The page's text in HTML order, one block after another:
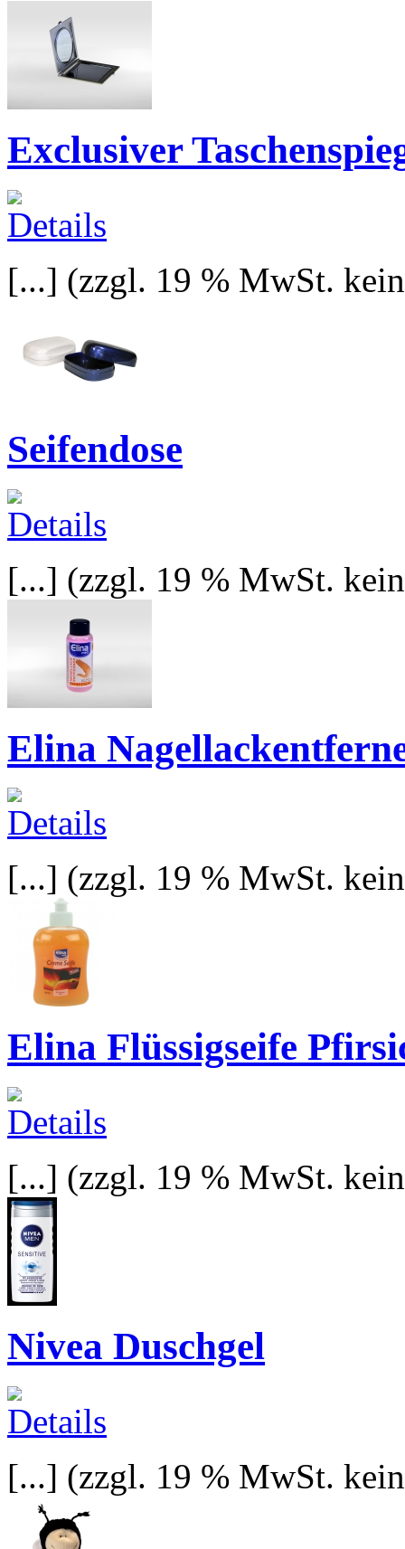
Exclusiver
[...] (zzgl. 19 % MwSt.
Seifendose
[...] (zzgl. 19 % MwSt.
Elina
[...] (zzgl. 19 % MwSt.
Elina Flüssigseife
[...] (zzgl. 19 % MwSt.
Nivea Duschgel
[...] (zzgl. 19 % MwSt.